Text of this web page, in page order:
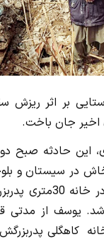
روستایی بر اثر
اخیر جان باخت.‌
این حادثه صبح
در سیستان و
روز یوسف 8ساله
یوسف از مدتی
کاهگلی پدربزرگش